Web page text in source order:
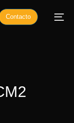
Contacto